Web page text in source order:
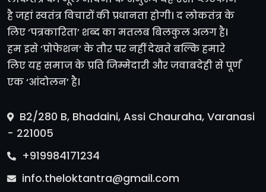
है जहां स्वतंत्र विचारों की प्रधानता होगी। द लोकतंत्र के
लिए ‘पत्रकारिता’ शब्द का मतलब बिलकुल अलग है।
हम इसे ‘प्रोफेशन’ के तौर पर नहीं देखते बल्कि हमारे
लिए यह समाज के प्रति जिम्मेदारी और जवाबदेही से पूर्ण
एक ‘आंदोलन’ है।
B2/280 B, Bhadaini, Assi Chauraha, Varanasi
- 221005
+919984171234
info.theloktantra@gmail.com